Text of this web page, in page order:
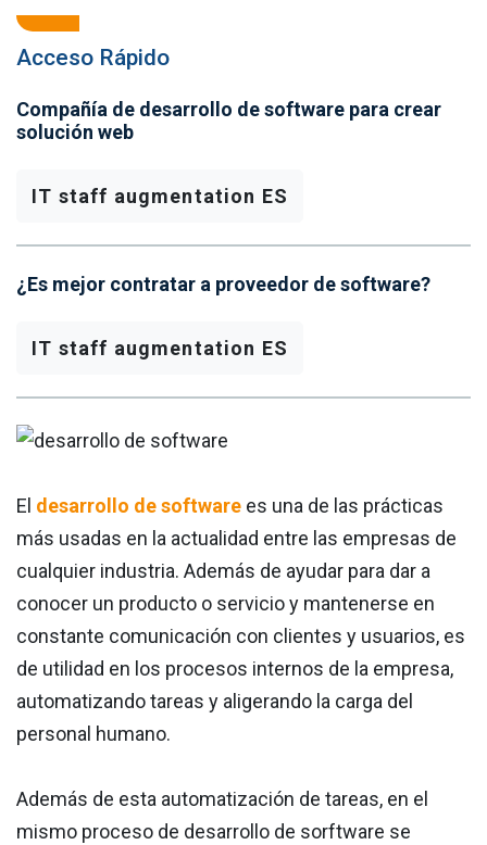
Acceso Rápido
Compañía de desarrollo de software para crear
solución web
IT staff augmentation ES
¿Es mejor contratar a proveedor de software?
IT staff augmentation ES
El desarrollo de software es una de las prácticas
más usadas en la actualidad entre las empresas de
cualquier industria. Además de ayudar para dar a
conocer un producto o servicio y mantenerse en
constante comunicación con clientes y usuarios, es
de utilidad en los procesos internos de la empresa,
automatizando tareas y aligerando la carga del
personal humano.
Además de esta automatización de tareas, en el
mismo proceso de desarrollo de sorftware se